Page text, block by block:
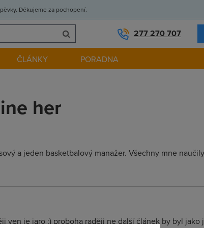
Děkujeme za pochopení.
277 270 707
ČLÁNKY PORADNA
her
a jeden basketbalový manažer. Všechny mne naučily
ven je jaro :) proboha raději ne další článek by byl jako